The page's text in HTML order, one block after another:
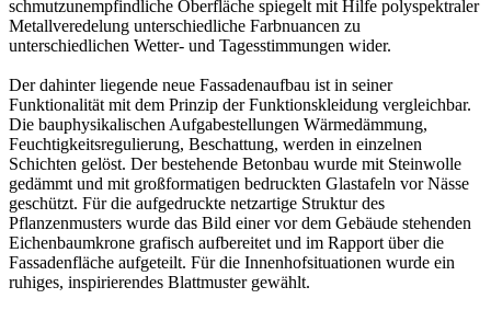
schmutzunempfindliche Oberfläche spiegelt mit Hilfe polyspektraler
Metallveredelung unterschiedliche Farbnuancen zu
unterschiedlichen Wetter- und Tagesstimmungen wider.
Der dahinter liegende neue Fassadenaufbau ist in seiner
Funktionalität mit dem Prinzip der Funktionskleidung vergleichbar.
Die bauphysikalischen Aufgabestellungen Wärmedämmung,
Feuchtigkeitsregulierung, Beschattung, werden in einzelnen
Schichten gelöst. Der bestehende Betonbau wurde mit Steinwolle
gedämmt und mit großformatigen bedruckten Glastafeln vor Nässe
geschützt. Für die aufgedruckte netzartige Struktur des
Pflanzenmusters wurde das Bild einer vor dem Gebäude stehenden
Eichenbaumkrone grafisch aufbereitet und im Rapport über die
Fassadenfläche aufgeteilt. Für die Innenhofsituationen wurde ein
ruhiges, inspirierendes Blattmuster gewählt.